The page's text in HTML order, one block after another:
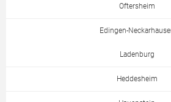
Oftersheim
Edingen-
Ladenburg
Heddesheim